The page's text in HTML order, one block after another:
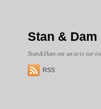
Stan & Dam
Stan&Dam ont un avis sur
RSS